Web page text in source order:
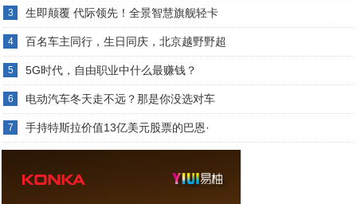
3 生即颠覆 代际领先！全景智慧旗舰轻卡
4 百名车主同行，生日同庆，北京越野野超
5 5G时代，自由职业中什么最赚钱？
6 电动汽车冬天走不远？那是你没选对车
7 手持特斯拉价值13亿美元股票的巴恩·